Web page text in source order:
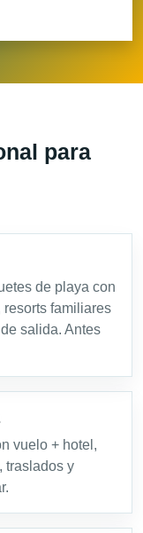
para
de playa con
familiares
salida. Antes
vuelo + hotel,
traslados y